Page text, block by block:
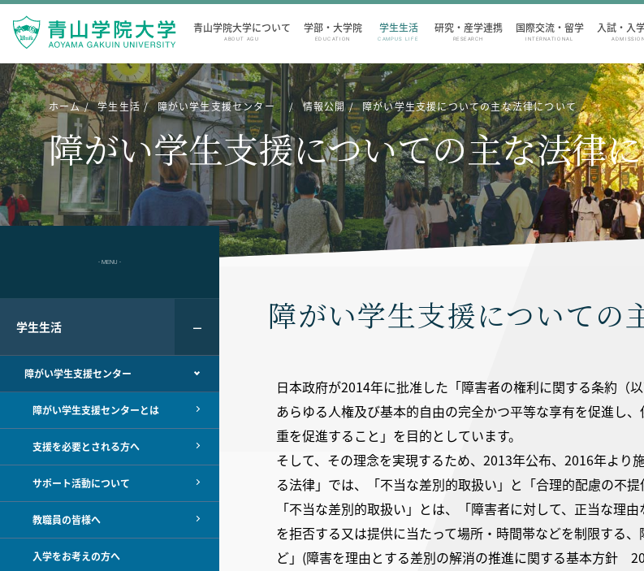
青山学院大学について
ABOUT AGU
学部・大学院
EDUCATION
学生生活
CAMPUS LIFE
研究・産学連携
RESEARCH
国際交流・留学
INTERNATIONAL
入試・入
ホーム 学生生活 障がい学生支援センター 情報公開 障がい学生支援についての主な法律について
障がい学生支援についての主な法律
- MENU -
学生生活
障がい学生支援センター
障がい学生支援センターとは
支援を必要とされる方へ
サポート活動について
教職員の皆様へ
入学をお考えの方へ
障がい学生支援についての
日本政府が2014年に批准した「障害者の権利に関する条約（
あらゆる人権及び基本的自由の完全かつ平等な享有を促進し
重を促進すること」を目的としています。
そして、その理念を実現するため、2013年公布、2016年よ
る法律」では、「不当な差別的取扱い」と「合理的配慮の不提
「不当な差別的取扱い」とは、「障害者に対して、正当な理
を拒否する又は提供に当たって場所・時間帯などを制限する
ど」(障害を理由とする差別の解消の推進に関する基本方針